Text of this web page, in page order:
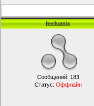
feelkomis
Сообщений: 183
Статус: Оффлайн